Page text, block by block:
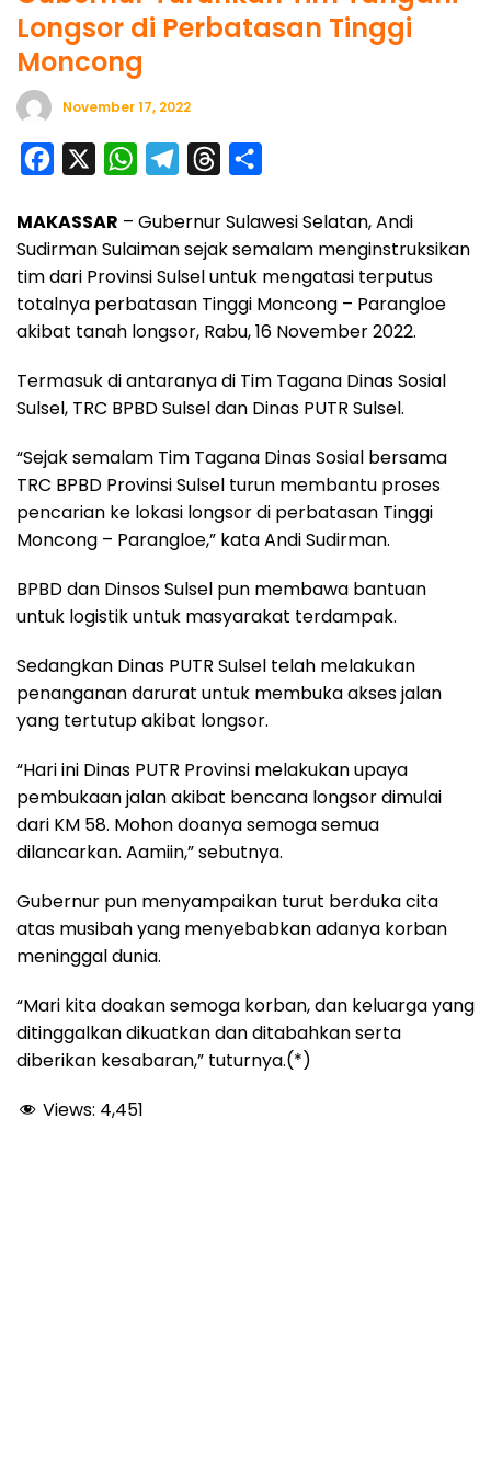
Longsor di Perbatasan Tinggi
Moncong
November 17, 2022
c
e
b
o
k
W
a
t
s
A
p
l
e
g
r
m
r
e
a
d
a
r
e
MAKASSAR – Gubernur Sulawesi Selatan, Andi
Sudirman Sulaiman sejak semalam menginstruksikan
tim dari Provinsi Sulsel untuk mengatasi terputus
totalnya perbatasan Tinggi Moncong – Parangloe
akibat tanah longsor, Rabu, 16 November 2022.
Termasuk di antaranya di Tim Tagana Dinas Sosial
Sulsel, TRC BPBD Sulsel dan Dinas PUTR Sulsel.
“Sejak semalam Tim Tagana Dinas Sosial bersama
TRC BPBD Provinsi Sulsel turun membantu proses
pencarian ke lokasi longsor di perbatasan Tinggi
Moncong – Parangloe,” kata Andi Sudirman.
BPBD dan Dinsos Sulsel pun membawa bantuan
untuk logistik untuk masyarakat terdampak.
Sedangkan Dinas PUTR Sulsel telah melakukan
penanganan darurat untuk membuka akses jalan
yang tertutup akibat longsor.
“Hari ini Dinas PUTR Provinsi melakukan upaya
pembukaan jalan akibat bencana longsor dimulai
dari KM 58. Mohon doanya semoga semua
dilancarkan. Aamiin,” sebutnya.
Gubernur pun menyampaikan turut berduka cita
atas musibah yang menyebabkan adanya korban
meninggal dunia.
“Mari kita doakan semoga korban, dan keluarga yang
ditinggalkan dikuatkan dan ditabahkan serta
diberikan kesabaran,” tuturnya.(*)
Views: 4,451